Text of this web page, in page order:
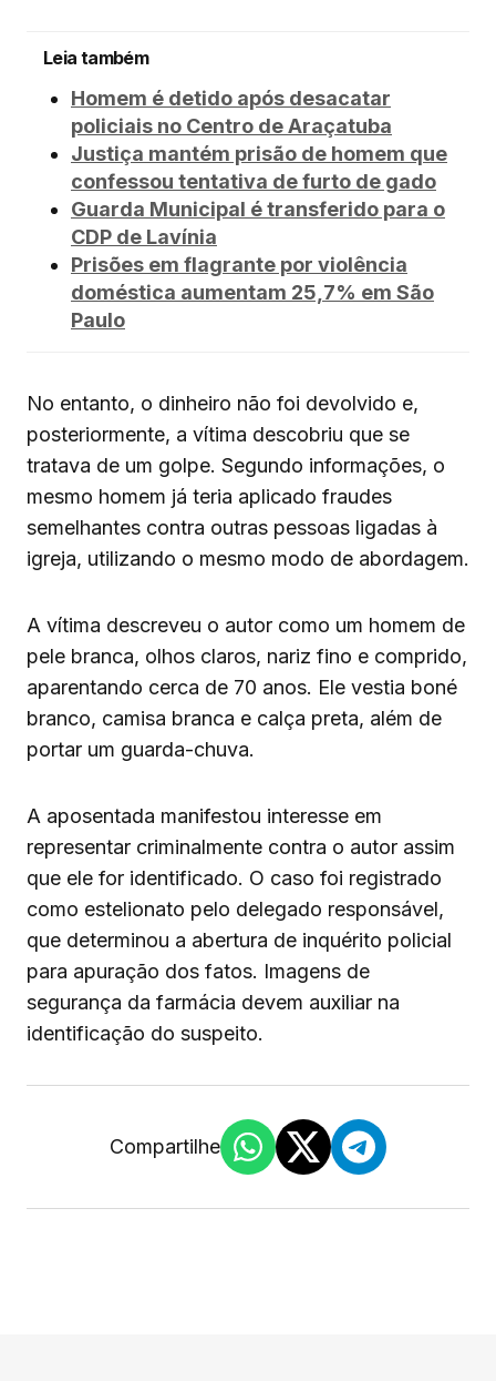
Leia também
Homem é detido após desacatar
policiais no Centro de Araçatuba
Justiça mantém prisão de homem que
confessou tentativa de furto de gado
Guarda Municipal é transferido para o
CDP de Lavínia
Prisões em flagrante por violência
doméstica aumentam 25,7% em São
Paulo
No entanto, o dinheiro não foi devolvido e,
posteriormente, a vítima descobriu que se
tratava de um golpe. Segundo informações, o
mesmo homem já teria aplicado fraudes
semelhantes contra outras pessoas ligadas à
igreja, utilizando o mesmo modo de abordagem.
A vítima descreveu o autor como um homem de
pele branca, olhos claros, nariz fino e comprido,
aparentando cerca de 70 anos. Ele vestia boné
branco, camisa branca e calça preta, além de
portar um guarda-chuva.
A aposentada manifestou interesse em
representar criminalmente contra o autor assim
que ele for identificado. O caso foi registrado
como estelionato pelo delegado responsável,
que determinou a abertura de inquérito policial
para apuração dos fatos. Imagens de
segurança da farmácia devem auxiliar na
identificação do suspeito.
Compartilhe